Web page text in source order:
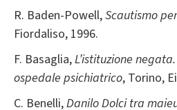
R. Baden-Powell,Scautismo
Fiordaliso, 1996.
F. Basaglia,L’istituzione
ospedale psichiatrico, Torino,
C. Benelli,Danilo Dolci tra